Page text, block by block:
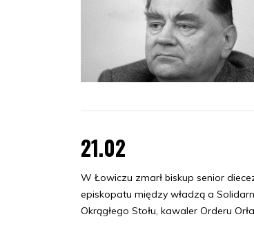
21.02
W Łowiczu zmarł biskup senior
episkopatu między władzą a
Okrągłego Stołu, kawaler Orderu